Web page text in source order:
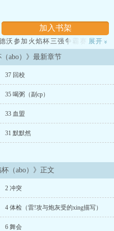
加入书架
沃参加火焰杯三强争霸赛，初见
是热烈的感情在一个夏天里因为
书时期一直到《神动》电影线 俗
展开 »
（abo）》最新章节
37 回校
35 喝粥（副cp）
33 血盟
31 默默然
杯（abo）》正文
2 冲突
4 体检（雷!攻与炮灰受的xing描写）
6 舞会